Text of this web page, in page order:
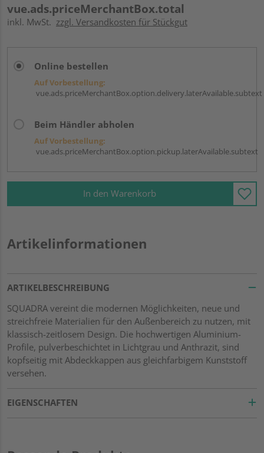
vue.ads.priceMerchantBox.total
inkl. MwSt. zzgl. Versandkosten für Stückgut
Online bestellen
Auf Vorbestellung:
vue.ads.priceMerchantBox.option.delivery.laterAvailable.subtext
Beim Händler abholen
Auf Vorbestellung:
vue.ads.priceMerchantBox.option.pickup.laterAvailable.subtext
In den Warenkorb
Artikelinformationen
ARTIKELBESCHREIBUNG
SQUADRA vereint die modernen Möglichkeiten, neue und
streichfreie Materialien für den Außenbereich zu nutzen, mit
klassisch-zeitlosem Design. Die hochwertigen Aluminium-
Profile, pulverbeschichtet in Lichtgrau und Anthrazit, sind
kopfseitig mit Abdeckkappen aus gleichfarbigem Kunststoff
versehen.
EIGENSCHAFTEN